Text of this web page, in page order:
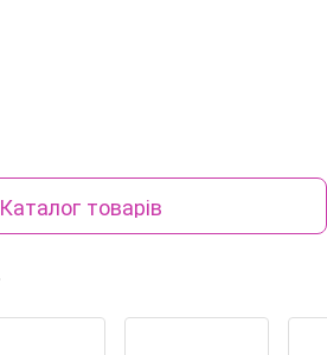
Каталог товарів